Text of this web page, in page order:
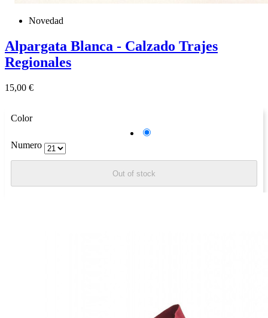
Novedad
Alpargata Blanca - Calzado Trajes
Regionales
Precio
15,00 €
Color
Numero
Out of stock